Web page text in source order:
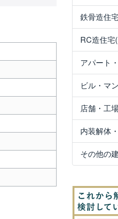
鉄骨造住
RC造住宅
アパート
ビル・マ
店舗・工
内装解体
その他の